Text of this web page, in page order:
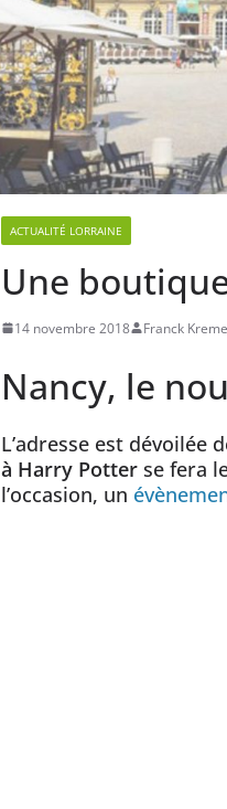
ACTUALITÉ LORRAINE
Une
14 novembre 2018 Franck
Nancy, le
L’adresse est dévoilée
à Harry Potter se fera
l’occasion, un